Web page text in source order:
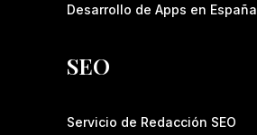
Desarrollo de Apps en España
SEO
Servicio de Redacción SEO